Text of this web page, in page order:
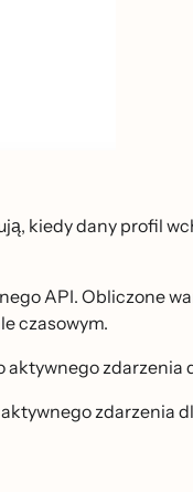
kiedy dany profil
API. Obliczone
czasowym.
aktywnego zdarzenia
zdarzenia